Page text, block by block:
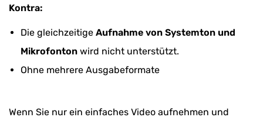
Kontra:
Die gleichzeitige Aufnahme von Systemton und
Mikrofonton wird nicht unterstützt.
Ohne mehrere Ausgabeformate
Wenn Sie nur ein einfaches Video aufnehmen und